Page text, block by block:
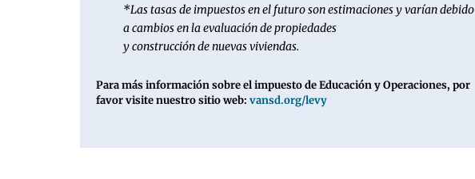
*Las tasas de impuestos en el futuro son estimaciones y varían debido
a cambios en la evaluación de propiedades
y construcción de nuevas viviendas.
Para más información sobre el impuesto de Educación y Operaciones, por
favor visite nuestro sitio web: vansd.org/levy